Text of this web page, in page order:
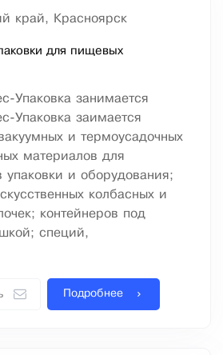
край, Красноярск
для пищевых
Упаковка занимается
Упаковка заимается
и термоусадочных
материалов для
упаковки и оборудования;
колбасных и
контейнеров под
специй,
Подробнее